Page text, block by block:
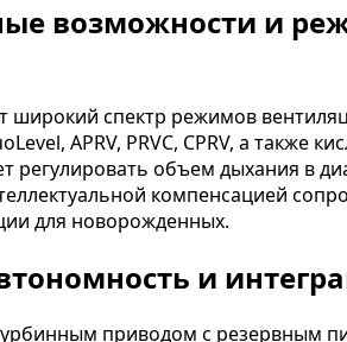
возможности и
широкий спектр режимов
APRV, PRVC, CPRV, а
регулировать объем дыхания в
компенсацией
для новорожденных.
и
приводом с резервным